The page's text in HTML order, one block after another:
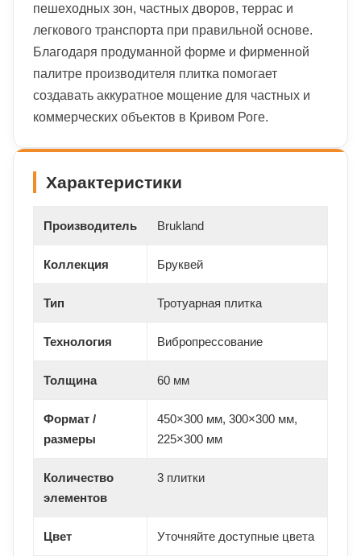
пешеходных зон, частных дворов, террас и
легкового транспорта при правильной основе.
Благодаря продуманной форме и фирменной
палитре производителя плитка помогает
создавать аккуратное мощение для частных и
коммерческих объектов в Кривом Роге.
Характеристики
Производитель Brukland
Коллекция Бруквей
Тип Тротуарная плитка
Технология Вибропрессование
Толщина 60 мм
Формат /
размеры
450×300 мм, 300×300 мм,
225×300 мм
Количество
элементов
3 плитки
Цвет Уточняйте доступные цвета